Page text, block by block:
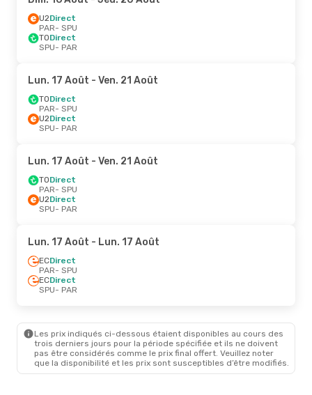
U2Direct
PAR- SPU
TODirect
SPU- PAR
Lun. 17 Août - Ven. 21 Août
TODirect
PAR- SPU
U2Direct
SPU- PAR
Lun. 17 Août - Ven. 21 Août
TODirect
PAR- SPU
U2Direct
SPU- PAR
Lun. 17 Août - Lun. 17 Août
ECDirect
PAR- SPU
ECDirect
SPU- PAR
Les prix indiqués ci-dessous étaient disponibles au cours des
trois derniers jours pour la période spécifiée et ils ne doivent
pas être considérés comme le prix final offert. Veuillez noter
que la disponibilité et les prix sont susceptibles d’être modifiés.